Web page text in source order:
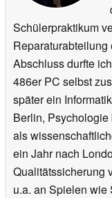
Schülerpraktikum
Abschluss durfte
486er PC selbst
später ein
Berlin,
als
ein Jahr nach
Qualitätssicherung
u.a. an Spielen wie